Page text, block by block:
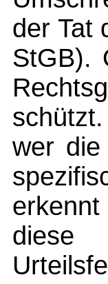
der Tat
StGB).
wer die
diese